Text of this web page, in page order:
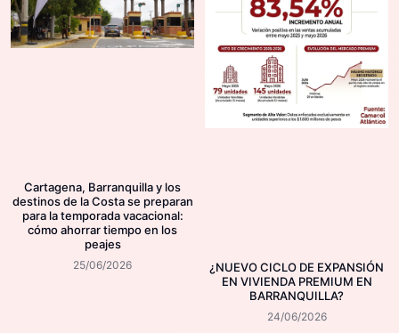
Cartagena, Barranquilla y los
destinos de la Costa se preparan
para la temporada vacacional:
cómo ahorrar tiempo en los
peajes
25/06/2026
¿NUEVO CICLO DE EXPANSIÓN
EN VIVIENDA PREMIUM EN
BARRANQUILLA?
24/06/2026